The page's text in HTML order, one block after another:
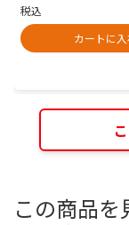
税込
カートに入
この商品